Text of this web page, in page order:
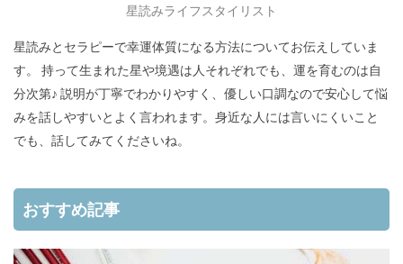
星読みライフスタイリスト
星読みとセラピーで幸運体質になる方法についてお伝えしていま
す。 持って生まれた星や境遇は人それぞれでも、運を育むのは自
分次第♪ 説明が丁寧でわかりやすく、優しい口調なので安心して悩
みを話しやすいとよく言われます。身近な人には言いにくいこと
でも、話してみてくださいね。
おすすめ記事